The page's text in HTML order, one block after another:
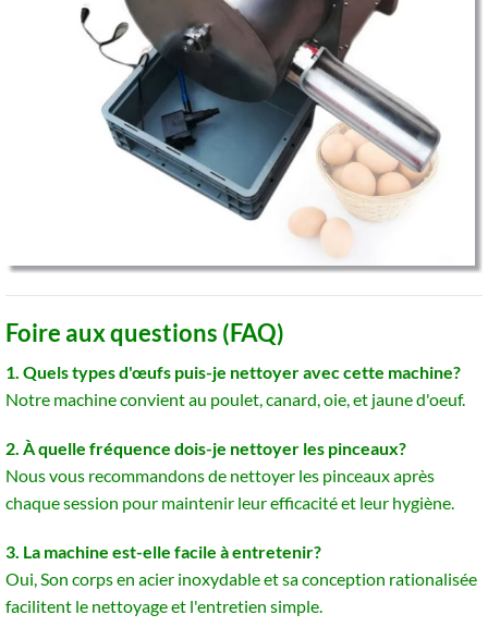
Foire aux questions (FAQ)
1. Quels types d'œufs puis-je nettoyer avec cette machine?
Notre machine convient au poulet, canard, oie, et jaune d'oeuf.
2. À quelle fréquence dois-je nettoyer les pinceaux?
Nous vous recommandons de nettoyer les pinceaux après
chaque session pour maintenir leur efficacité et leur hygiène.
3. La machine est-elle facile à entretenir?
Oui, Son corps en acier inoxydable et sa conception rationalisée
facilitent le nettoyage et l'entretien simple.